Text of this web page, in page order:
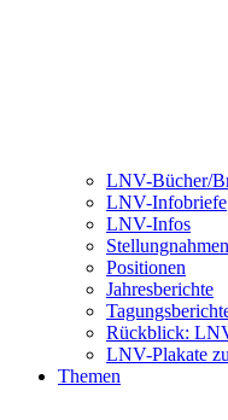
LNV-Bücher/
LNV-Infobriefe
LNV-Infos
Stellungnahmen
Positionen
Jahresberichte
Rückblick:
LNV-Plakate
Themen